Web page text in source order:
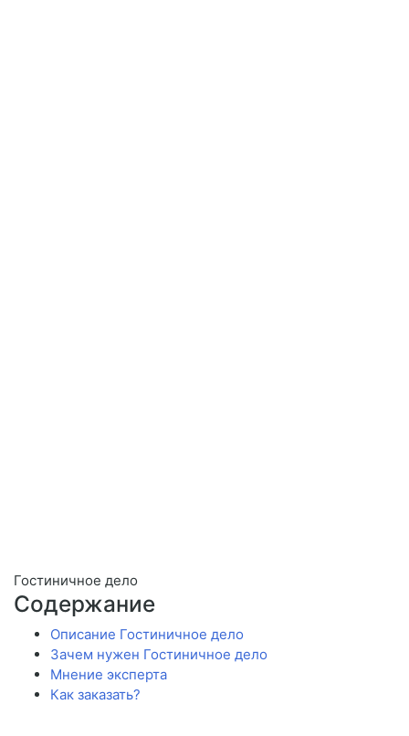
Гостиничное дело
Содержание
Описание Гостиничное дело
Зачем нужен Гостиничное дело
Мнение эксперта
Как заказать?